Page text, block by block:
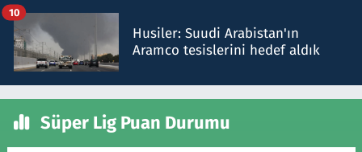
Husiler: Suudi Arabistan'ın
Aramco tesislerini hedef aldık
10
Süper Lig Puan Durumu